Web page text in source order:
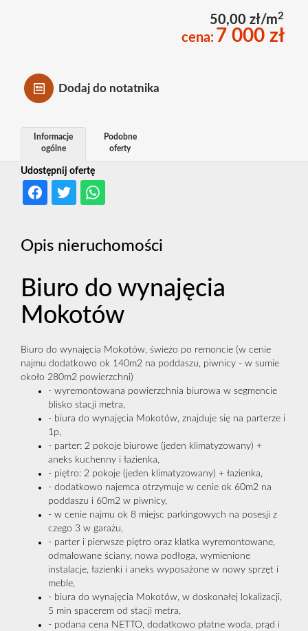
50,00 zł/m2
cena: 7 000 zł
Dodaj do notatnika
Udostępnij ofertę
Informacje
ogólne
Podobne
oferty
Opis nieruchomości
Biuro do wynajęcia
Mokotów
Biuro do wynajęcia Mokotów, świeżo po remoncie (w cenie
najmu dodatkowo ok 140m2 na poddaszu, piwnicy - w sumie
około 280m2 powierzchni)
- wyremontowana powierzchnia biurowa w segmencie
blisko stacji metra,
- biura do wynajęcia Mokotów, znajduje się na parterze i
1p,
- parter: 2 pokoje biurowe (jeden klimatyzowany) +
aneks kuchenny i łazienka,
- piętro: 2 pokoje (jeden klimatyzowany) + łazienka,
- dodatkowo najemca otrzymuje w cenie ok 60m2 na
poddaszu i 60m2 w piwnicy,
- w cenie najmu ok 8 miejsc parkingowych na posesji z
czego 3 w garażu,
- parter i pierwsze piętro oraz klatka wyremontowane,
odmalowane ściany, nowa podłoga, wymienione
instalacje, łazienki i aneks wyposażone w nowy sprzęt i
meble,
- biura do wynajęcia Mokotów, w doskonałej lokalizacji,
5 min spacerem od stacji metra,
- podana cena NETTO, dodatkowo płatne woda, prąd i